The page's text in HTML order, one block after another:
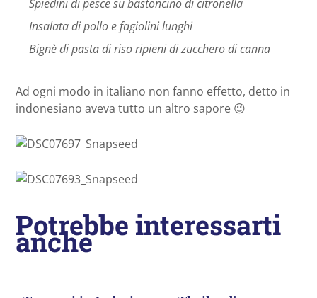
Spiedini di pesce su bastoncino di citronella
Insalata di pollo e fagiolini lunghi
Bignè di pasta di riso ripieni di zucchero di canna
Ad ogni modo in italiano non fanno effetto, detto in
indonesiano aveva tutto un altro sapore 😉
Potrebbe interessarti
anche